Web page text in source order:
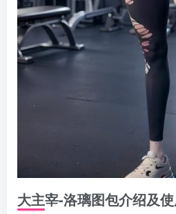
大主宰-洛璃图包介绍及